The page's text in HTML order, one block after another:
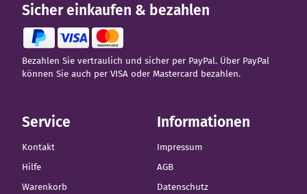
Sicher einkaufen & bezahlen
Bezahlen Sie vertraulich und sicher per PayPal. Über PayPal
können Sie auch per VISA oder Mastercard bezahlen.
Service
Kontakt
Hilfe
Warenkorb
Informationen
Impressum
AGB
Datenschutz